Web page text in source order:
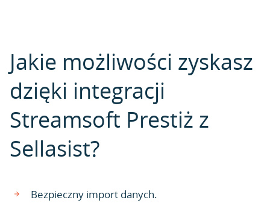
Jakie możliwości zyskasz
dzięki integracji
Streamsoft Prestiż z
Sellasist?
Bezpieczny import danych.